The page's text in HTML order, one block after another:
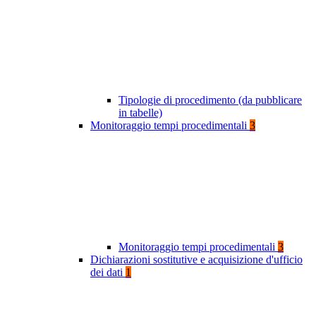
Tipologie di procedimento (da pubblicare
in tabelle)
Monitoraggio tempi procedimentali 3
Monitoraggio tempi procedimentali 3
Dichiarazioni sostitutive e acquisizione d'ufficio
dei dati 1